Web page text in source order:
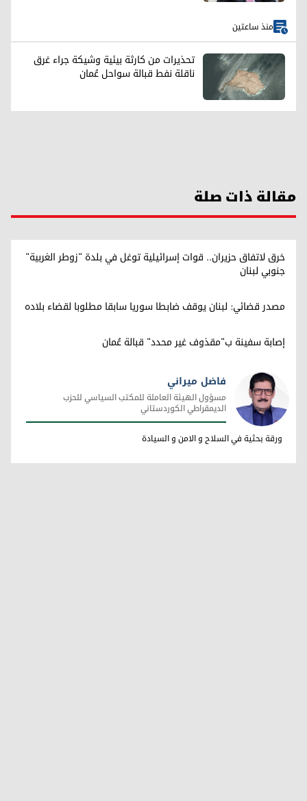
منذ ساعتين
تحذيرات من كارثة بيئية وشيكة جراء غرق
ناقلة نفط قبالة سواحل عُمان
مقالة ذات صلة
خرق لاتفاق حزيران.. قوات إسرائيلية توغل في بلدة "زوطر الغربية"
جنوبي لبنان
مصدر قضائي: لبنان يوقف ضابطا سوريا سابقا مطلوبا لقضاء بلاده
إصابة سفينة ب"مقذوف غير محدد" قبالة عُمان
فاضل ميراني
فاضل ميراني
مسؤول الهيئة العاملة للمكتب السياسي للحزب
الديمقراطي الكوردستاني
ورقة بحثية في السلاح و الامن و السيادة